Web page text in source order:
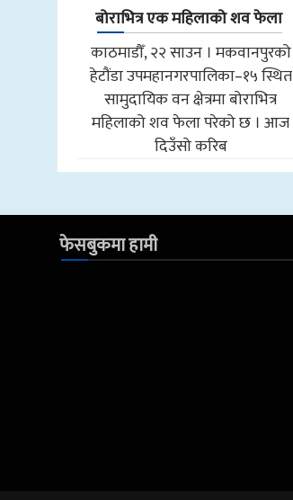
बोराभित्र एक महिलाको शव फेला
काठमाडौँ, २२ साउन । मकवानपुरको
हेटौंडा उपमहानगरपालिका–१५ स्थित
सामुदायिक वन क्षेत्रमा बोराभित्र
महिलाको शव फेला परेको छ । आज
दिउँसो करिब
फेसबुकमा हामी